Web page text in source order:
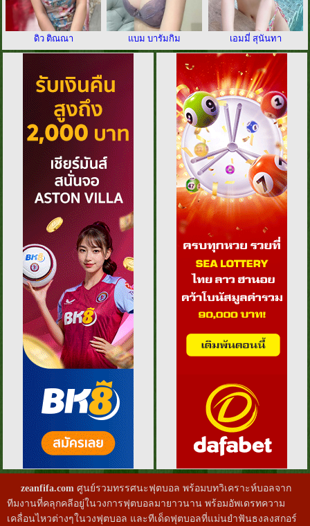
ดิว ติณณา แบม บารัมกิม เอมมี่ สุนันทา
zeanfifa.com ศูนย์รวมทรรศนะฟุตบอล พร้อมบทวิเคราะห์บอลจาก
ทีมงานที่คลุกคลีอยู่ในวงการฟุตบอลมายาวนาน พร้อมอัพเดรทความ
เคลื่อนไหวต่างๆในวงฟุตบอล และทีเด็ดฟุตบอลที่แม่นยำฟันธงลงสกอร์